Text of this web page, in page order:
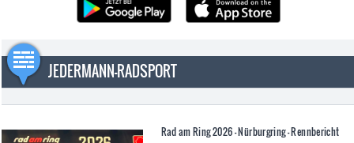
JEDERMANN-RADSPORT
Rad am Ring 2026 - Nürburgring - Rennbericht